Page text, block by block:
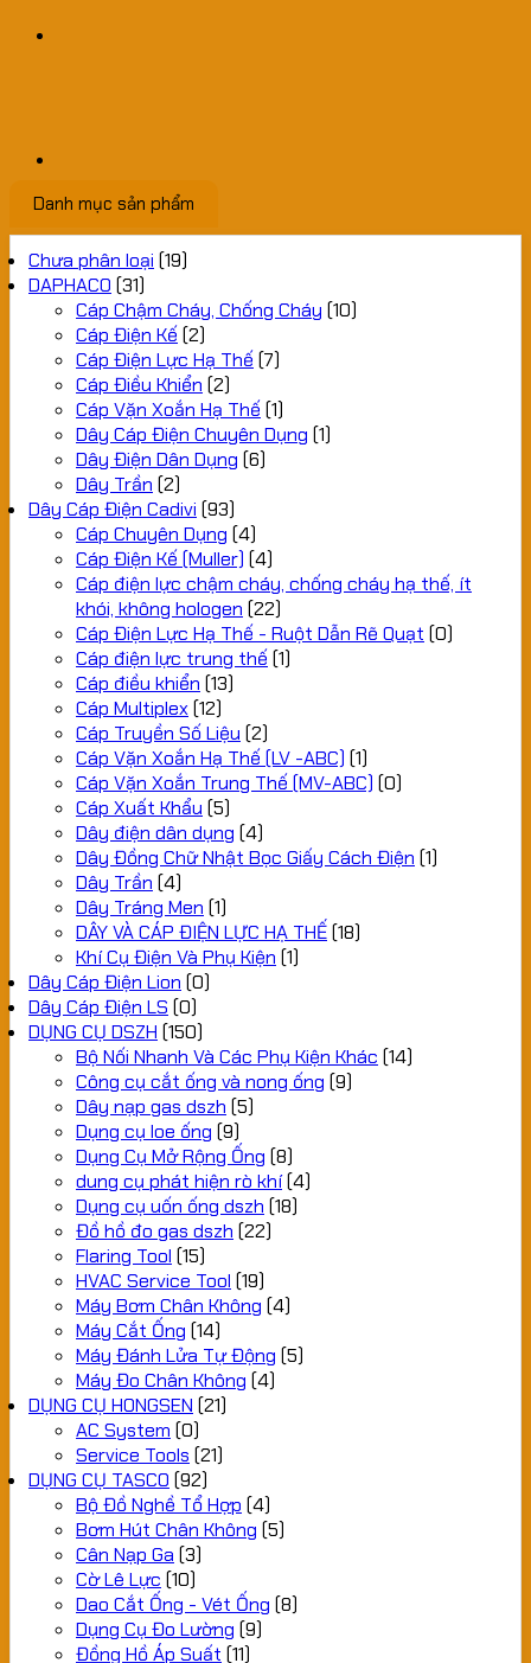
Danh mục sản phẩm
Chưa phân loại (19)
DAPHACO (31)
Cáp Chậm Cháy, Chống Cháy (10)
Cáp Điện Kế (2)
Cáp Điện Lực Hạ Thế (7)
Cáp Điều Khiển (2)
Cáp Vặn Xoắn Hạ Thế (1)
Dây Cáp Điện Chuyên Dụng (1)
Dây Điện Dân Dụng (6)
Dây Trần (2)
Dây Cáp Điện Cadivi (93)
Cáp Chuyên Dụng (4)
Cáp Điện Kế (Muller) (4)
Cáp điện lực chậm cháy, chống cháy hạ thế, ít
khói, không hologen (22)
Cáp Điện Lực Hạ Thế - Ruột Dẫn Rẽ Quạt (0)
Cáp điện lực trung thế (1)
Cáp điều khiển (13)
Cáp Multiplex(12)
Cáp Truyền Số Liệu (2)
Cáp Vặn Xoắn Hạ Thế (LV -ABC) (1)
Cáp Vặn Xoắn Trung Thế (MV-ABC) (0)
Cáp Xuất Khẩu (5)
Dây điện dân dụng (4)
Dây Đồng Chữ Nhật Bọc Giấy Cách Điện (1)
Dây Trần (4)
Dây Tráng Men (1)
DÂY VÀ CÁP ĐIỆN LỰC HẠ THẾ(18)
Khí Cụ Điện Và Phụ Kiện (1)
Dây Cáp Điện Lion (0)
Dây Cáp Điện LS (0)
DỤNG CỤ DSZH (150)
Bộ Nối Nhanh Và Các Phụ Kiện Khác (14)
Công cụ cắt ống và nong ống (9)
Dây nạp gas dszh (5)
Dụng cụ loe ống (9)
Dụng Cụ Mở Rộng Ống (8)
dung cụ phát hiện rò khí(4)
Dụng cụ uốn ống dszh (18)
Đồ hồ đo gas dszh (22)
Flaring Tool (15)
HVAC Service Tool (19)
Máy Bơm Chân Không (4)
Máy Cắt Ống (14)
Máy Đánh Lửa Tự Động (5)
Máy Đo Chân Không (4)
DỤNG CỤ HONGSEN (21)
AC System (0)
Service Tools (21)
DỤNG CỤ TASCO (92)
Bộ Đồ Nghề Tổ Hợp (4)
Bơm Hút Chân Không (5)
Cân Nạp Ga (3)
Cờ Lê Lực (10)
Dao Cắt Ống - Vét Ống (8)
Dụng Cụ Đo Lường (9)
Đồng Hồ Áp Suất (11)